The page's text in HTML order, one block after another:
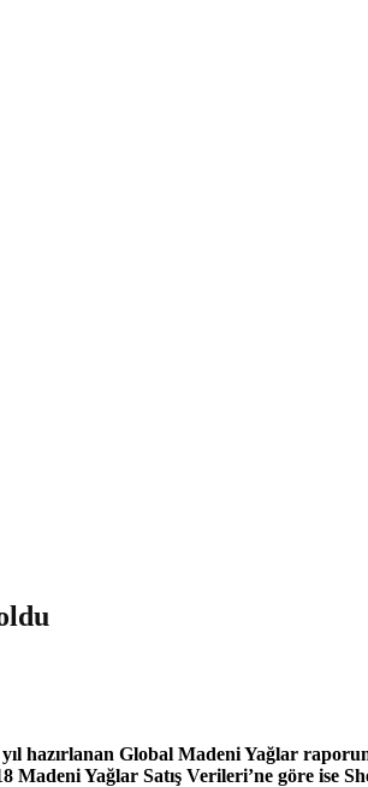
hazırlanan Global Madeni Yağlar
Madeni Yağlar Satış Verileri’ne göre ise